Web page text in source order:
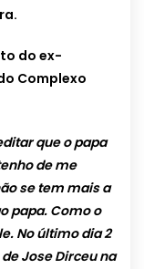
do ex-
Complexo
que o papa
de me
se tem mais a
papa. Como o
No último dia 2
Jose Dirceu na